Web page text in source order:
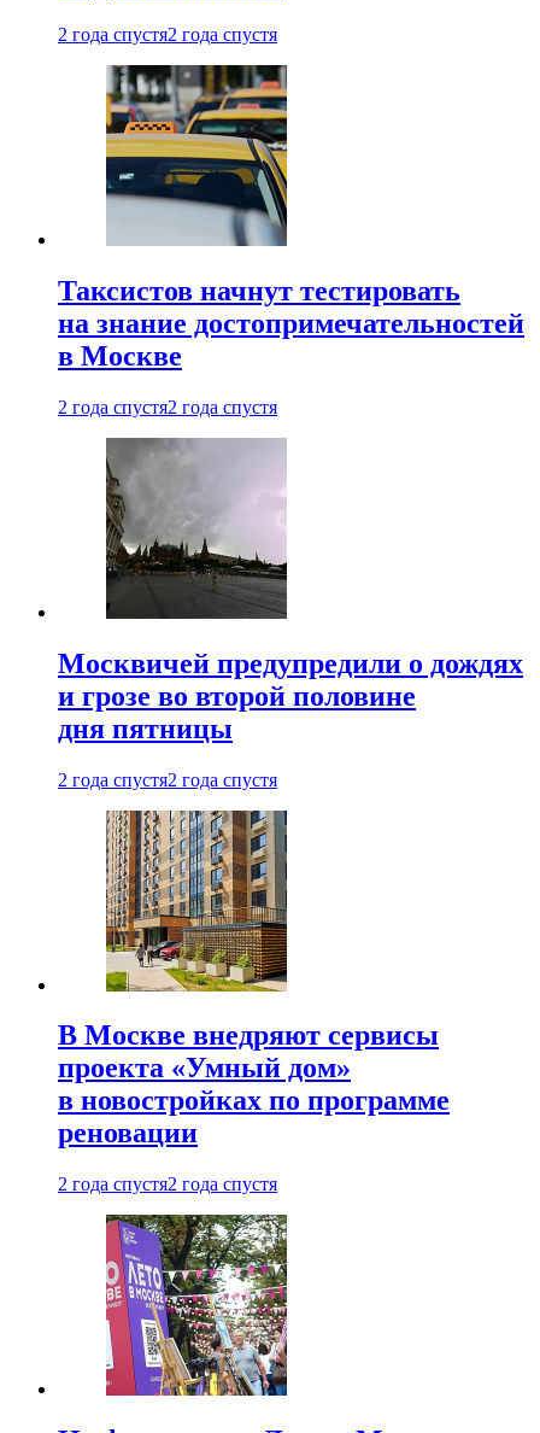
2 года спустя2 года спустя
Таксистов начнут тестировать
на знание достопримечательностей
в Москве
2 года спустя2 года спустя
Москвичей предупредили о дождях
и грозе во второй половине
дня пятницы
2 года спустя2 года спустя
В Москве внедряют сервисы
проекта «Умный дом»
в новостройках по программе
реновации
2 года спустя2 года спустя